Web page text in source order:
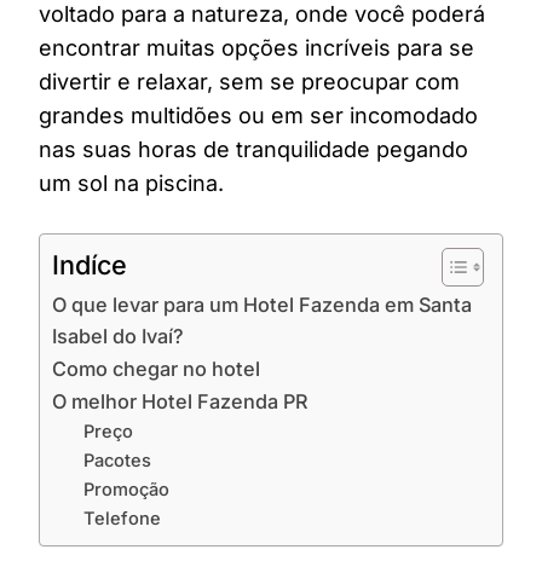
voltado para a natureza, onde você poderá
encontrar muitas opções incríveis para se
divertir e relaxar, sem se preocupar com
grandes multidões ou em ser incomodado
nas suas horas de tranquilidade pegando
um sol na piscina.
Indíce
O que levar para um Hotel Fazenda em Santa
Isabel do Ivaí?
Como chegar no hotel
O melhor Hotel Fazenda PR
Preço
Pacotes
Promoção
Telefone